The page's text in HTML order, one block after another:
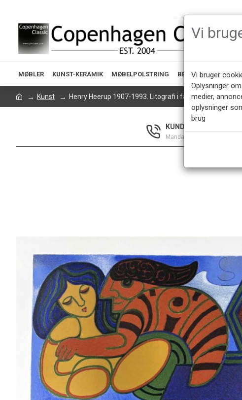
MØBLER KUNST-KERAMIK MØBELPOLSTRING BELYSNING
Kunst Henry Heerup 1907-1993. Litografi i farver.
KUNDESERVICE +45
Mandag - Fredag 9.00 - 17.00
Vi
Vi bruger
Oplysninger
medier,
oplysninger
brug